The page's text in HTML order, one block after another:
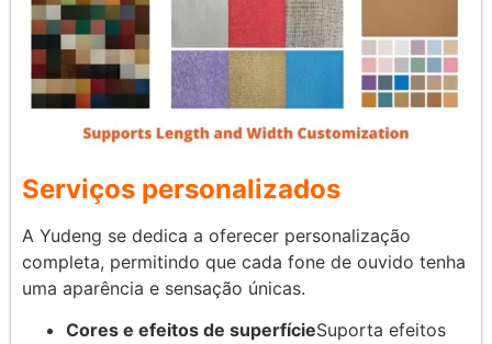
Serviços personalizados
A Yudeng se dedica a oferecer personalização
completa, permitindo que cada fone de ouvido tenha
uma aparência e sensação únicas.
Cores e efeitos de superfícieSuporta efeitos